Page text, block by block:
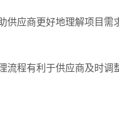
应商更好地理解项目需
程有利于供应商及时调